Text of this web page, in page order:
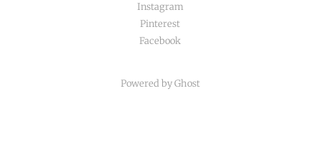
Instagram
Pinterest
Facebook
Powered by Ghost